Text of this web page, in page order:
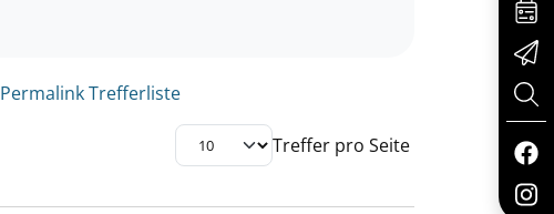
Permalink Trefferliste
Treffer pro Seite